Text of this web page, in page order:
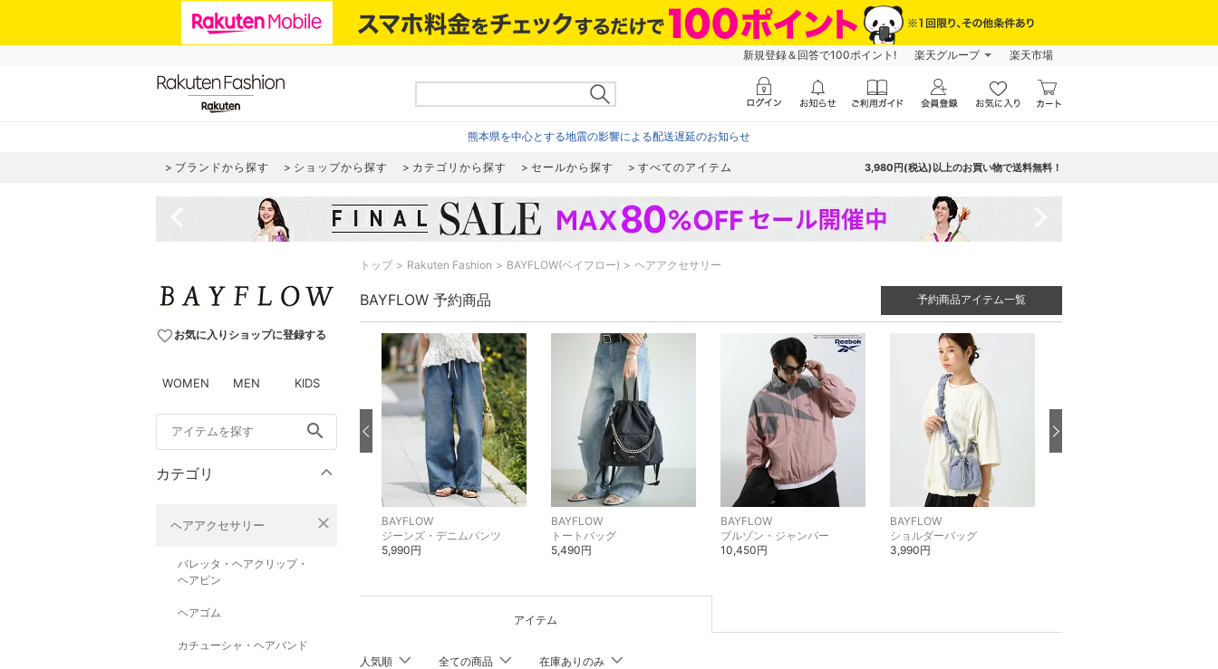
新規登録＆回答で100ポイント! 楽天グループ 楽天市場
熊本県を中心とする地震の影響による配送遅延のお知らせ
ブランドから探す ショップから探す カテゴリから探す セールから探す すべてのアイテム 3,980円(税込)以上のお買い物で送料無料！
favorite_borderお気に入りショップに登録する
WOMEN MEN KIDS
search
カテゴリ
ヘアアクセサリー close
バレッタ・ヘアクリップ・
ヘアピン
ヘアゴム
カチューシャ・ヘアバンド
トップ Rakuten Fashion BAYFLOW(ベイフロー) ヘアアクセサリー
BAYFLOW 予約商品 予約商品アイテム一覧
BAYFLOW
タオル
BAYFLOW
ジーンズ・デニムパンツ
5,990円
BAYFLOW
トートバッグ
5,490円
BAYFLOW
ブルゾン・ジャンパー
10,450円
BAYFLOW
ショルダーバッグ
3,990円
アイテム
人気順 全ての商品 在庫ありのみ